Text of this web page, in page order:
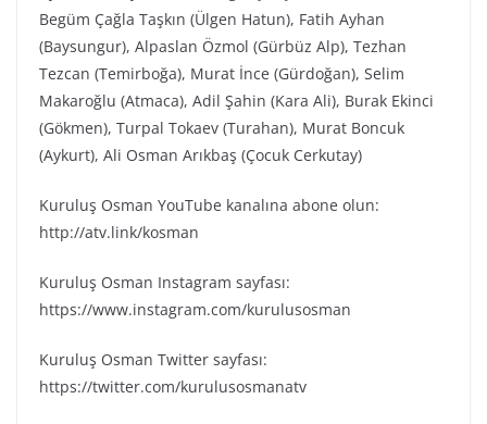
Begüm Çağla Taşkın (Ülgen Hatun), Fatih Ayhan
(Baysungur), Alpaslan Özmol (Gürbüz Alp), Tezhan
Tezcan (Temirboğa), Murat İnce (Gürdoğan), Selim
Makaroğlu (Atmaca), Adil Şahin (Kara Ali), Burak Ekinci
(Gökmen), Turpal Tokaev (Turahan), Murat Boncuk
(Aykurt), Ali Osman Arıkbaş (Çocuk Cerkutay)
Kuruluş Osman YouTube kanalına abone olun:
http://atv.link/kosman
Kuruluş Osman Instagram sayfası:
https://www.instagram.com/kurulusosman
Kuruluş Osman Twitter sayfası:
https://twitter.com/kurulusosmanatv